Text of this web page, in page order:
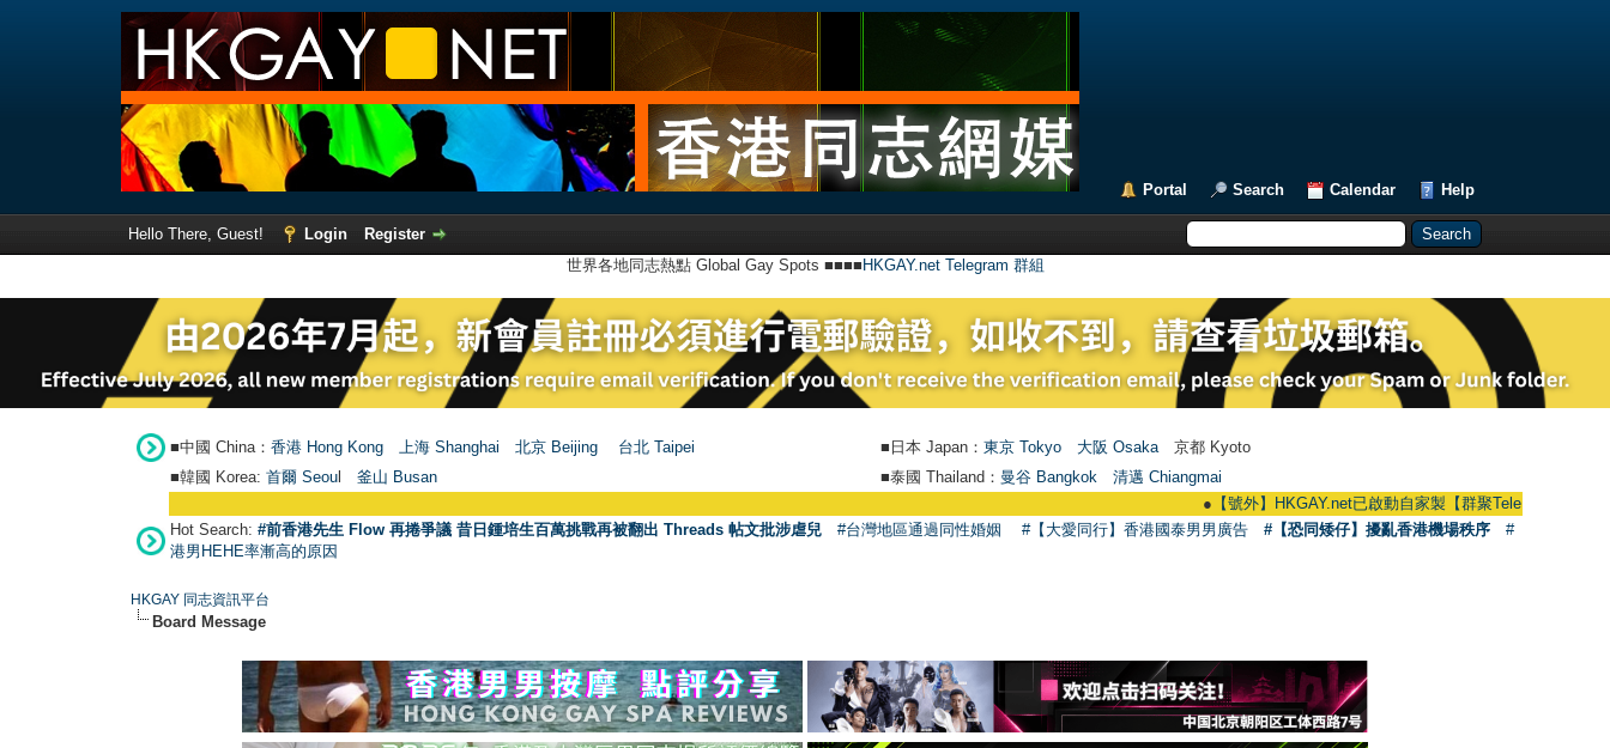
Portal Search Calendar Help
Hello There, Guest! Login
Register
世界各地同志熱點 Global Gay Spots ■■■■ HKGAY.net Telegram 群組
■中國 China： 香港 Hong Kong 上海 Shanghai 北京 Beijing 台北 Taipei ■日本 Japan： 東京 Tokyo 大阪 Osaka 京都 Kyoto
■韓國 Korea: 首爾 Seou 釜山 Busan ■泰國 Thailand： 曼谷 Bangkok
清邁 Chiangmai
【號外】HKGAY.net已啟動自家製【群聚Telegram群組】
Hot Search: #前香港先生 Flow 再捲爭議 昔日鍾培生百萬挑戰再被翻出 Threads 帖文批涉虐兒 #台灣地區通過同性婚姻 #【大愛同行】香港國泰男男廣告 #【恐同矮仔】擾亂香港機場秩序
#
港男HEHE率漸高的原因
HKGAY 同志資訊平台
Board Message